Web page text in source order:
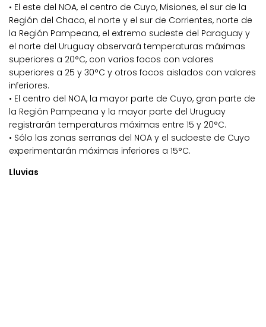
• El este del NOA, el centro de Cuyo, Misiones, el sur de la
Región del Chaco, el norte y el sur de Corrientes, norte de
la Región Pampeana, el extremo sudeste del Paraguay y
el norte del Uruguay observará temperaturas máximas
superiores a 20°C, con varios focos con valores
superiores a 25 y 30°C y otros focos aislados con valores
inferiores.
• El centro del NOA, la mayor parte de Cuyo, gran parte de
la Región Pampeana y la mayor parte del Uruguay
registrarán temperaturas máximas entre 15 y 20°C.
• Sólo las zonas serranas del NOA y el sudoeste de Cuyo
experimentarán máximas inferiores a 15°C.
Lluvias